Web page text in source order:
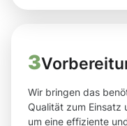
3
Wir bringen das
Qualität zum Einsatz
um eine effiziente